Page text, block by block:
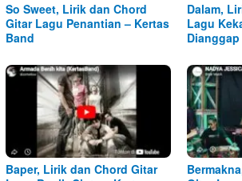
So Sweet, Lirik dan Chord
Gitar Lagu Penantian – Kertas
Band
Dalam,
Lagu
Baper, Lirik dan Chord Gitar